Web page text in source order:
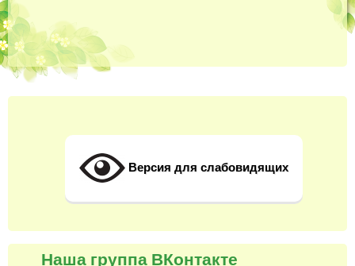
Версия для слабовидящих
Наша группа ВКонтакте